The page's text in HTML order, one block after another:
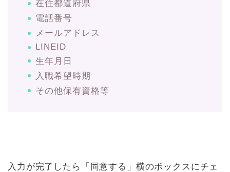
在住都道府県
電話番号
メールアドレス
LINEID
生年月日
入職希望時期
その他保有資格等
入力が完了したら「同意する」横のボックスにチェ